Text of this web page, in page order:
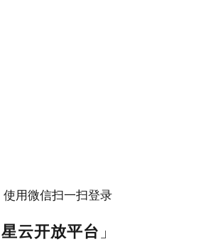
使用微信扫一扫登录
星云开放平台 」